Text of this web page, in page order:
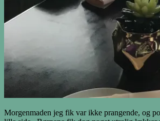
Morgenmaden jeg fik var ikke prangende, og